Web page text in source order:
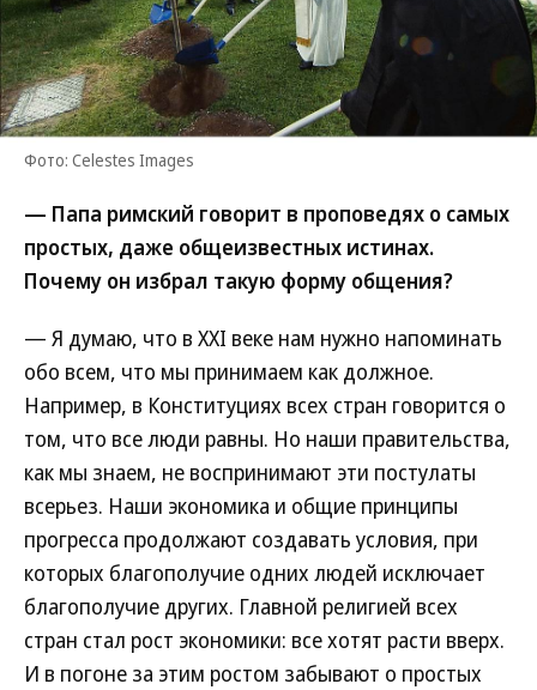
Фото: Celestes Images
— Папа римский говорит в проповедях о самых
простых, даже общеизвестных истинах.
Почему он избрал такую форму общения?
— Я думаю, что в XXI веке нам нужно напоминать
обо всем, что мы принимаем как должное.
Например, в Конституциях всех стран говорится о
том, что все люди равны. Но наши правительства,
как мы знаем, не воспринимают эти постулаты
всерьез. Наши экономика и общие принципы
прогресса продолжают создавать условия, при
которых благополучие одних людей исключает
благополучие других. Главной религией всех
стран стал рост экономики: все хотят расти вверх.
И в погоне за этим ростом забывают о простых